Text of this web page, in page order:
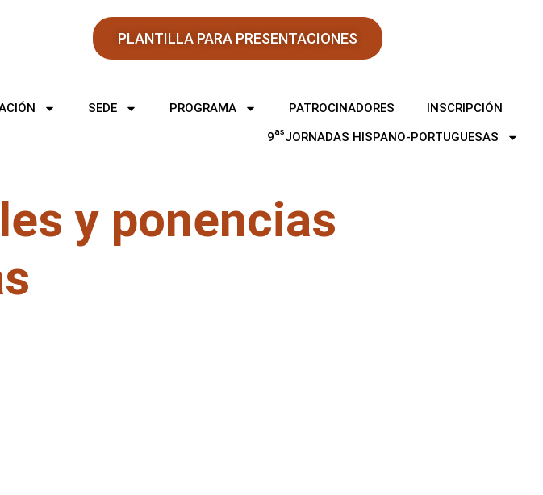
PLANTILLA PARA PRESENTACIONES
SEDE PROGRAMA PATROCINADORES
INSCRIPCIÓN
9asJORNADAS HISPANO-PORTUGUESAS
y ponencias